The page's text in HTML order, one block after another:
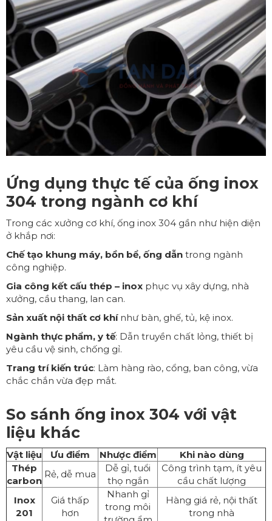
Ứng dụng thực tế của ống inox
304 trong ngành cơ khí
Trong các xưởng cơ khí, ống inox 304 gần như hiện diện
ở khắp nơi:
Chế tạo khung máy, bồn bể, ống dẫn trong ngành
công nghiệp.
Gia công kết cấu thép – inox phục vụ xây dựng, nhà
xưởng, cầu thang, lan can.
Sản xuất nội thất cơ khínhư bàn, ghế, tủ, kệ inox.
Ngành thực phẩm, y tế: Dẫn truyền chất lỏng, thiết bị
yêu cầu vệ sinh, chống gỉ.
Trang trí kiến trúc: Làm hàng rào, cổng, ban công, vừa
chắc chắn vừa đẹp mắt.
So sánh ống inox 304 với vật
liệu khác
Vật liệu Ưu điểm Nhược điểm
Khi nào dùng
Thép
carbon
Rẻ, dễ mua
Dễ gỉ, tuổi
thọ ngắn
Công trình tạm, ít yêu
cầu chất lượng
Inox
201
Giá thấp
hơn
Nhanh gỉ
trong môi
Hàng giá rẻ, nội thất
trong nhà